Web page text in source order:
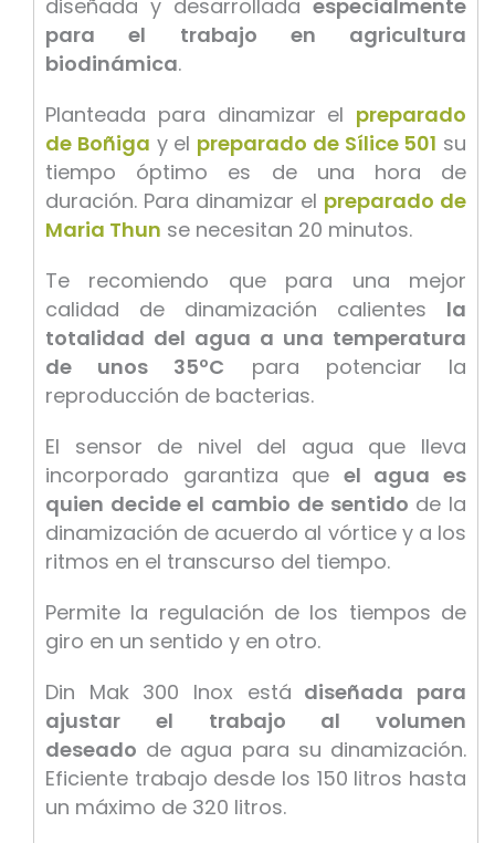
diseñada y desarrollada especialmente
para el trabajo en agricultura
biodinámica.
Planteada para dinamizar el preparado
de Boñiga y el preparado de Sílice 501 su
tiempo óptimo es de una hora de
duración. Para dinamizar el preparado de
Maria Thun se necesitan 20 minutos.
Te recomiendo que para una mejor
calidad de dinamización calientes la
totalidad del agua a una temperatura
de unos 35ºC para potenciar la
reproducción de bacterias.
El sensor de nivel del agua que lleva
incorporado garantiza que el agua es
quien decide el cambio de sentido de la
dinamización de acuerdo al vórtice y a los
ritmos en el transcurso del tiempo.
Permite la regulación de los tiempos de
giro en un sentido y en otro.
Din Mak 300 Inox está diseñada para
ajustar el trabajo al volumen
deseado de agua para su dinamización.
Eficiente trabajo desde los 150 litros hasta
un máximo de 320 litros.